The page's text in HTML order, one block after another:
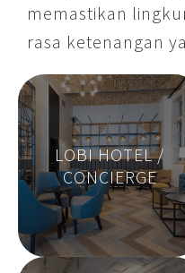
memastikan
rasa ketenangan
LOBI HOTEL /
CONCIERGE